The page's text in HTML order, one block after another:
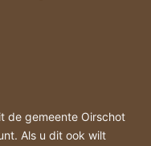
de gemeente Oirschot
Als u dit ook wilt